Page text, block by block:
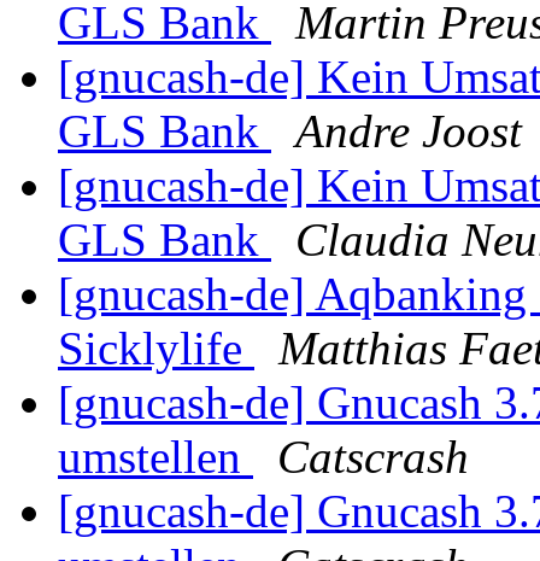
GLS Bank
Martin
[gnucash-de] Kein
GLS Bank
Andre Joost
[gnucash-de] Kein
GLS Bank
Claudia
[gnucash-de]
Sicklylife
Matthias
[gnucash-de] Gnucash
umstellen
Catscrash
[gnucash-de] Gnucash